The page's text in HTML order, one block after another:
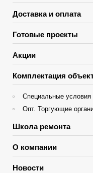
Доставка и оплата
Готовые проекты
Акции
Комплектация
Специальные условия
Опт. Торгующие
Школа ремонта
О компании
Новости